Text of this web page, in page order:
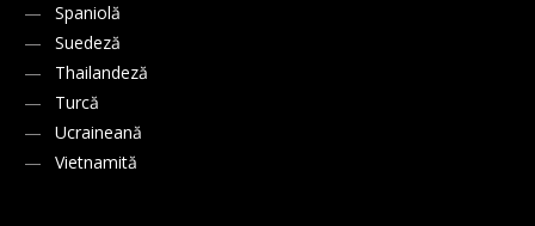
Spaniolă
Suedeză
Thailandeză
Turcă
Ucraineană
Vietnamită